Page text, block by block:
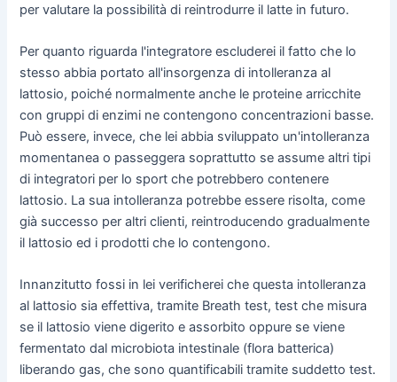
per valutare la possibilità di reintrodurre il latte in futuro.
Per quanto riguarda l'integratore escluderei il fatto che lo
stesso abbia portato all'insorgenza di intolleranza al
lattosio, poiché normalmente anche le proteine arricchite
con gruppi di enzimi ne contengono concentrazioni basse.
Può essere, invece, che lei abbia sviluppato un'intolleranza
momentanea o passeggera soprattutto se assume altri tipi
di integratori per lo sport che potrebbero contenere
lattosio. La sua intolleranza potrebbe essere risolta, come
già successo per altri clienti, reintroducendo gradualmente
il lattosio ed i prodotti che lo contengono.
Innanzitutto fossi in lei verificherei che questa intolleranza
al lattosio sia effettiva, tramite Breath test, test che misura
se il lattosio viene digerito e assorbito oppure se viene
fermentato dal microbiota intestinale (flora batterica)
liberando gas, che sono quantificabili tramite suddetto test.